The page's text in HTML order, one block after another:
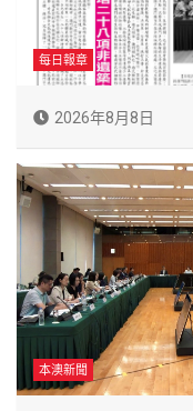
每日報章
2026年8月8日
本澳新聞